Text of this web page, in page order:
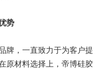
势
，一直致力于为客户提
原材料选择上，帝博硅胶